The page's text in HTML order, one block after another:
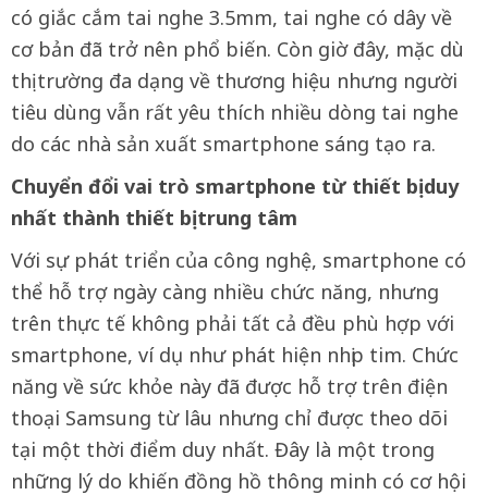
có giắc cắm tai nghe 3.5mm, tai nghe có dây về
cơ bản đã trở nên phổ biến. Còn giờ đây, mặc dù
thị trường đa dạng về thương hiệu nhưng người
tiêu dùng vẫn rất yêu thích nhiều dòng tai nghe
do các nhà sản xuất smartphone sáng tạo ra.
Chuyển đổi vai trò smartphone từ thiết bị duy
nhất thành thiết bị trung tâm
Với sự phát triển của công nghệ, smartphone có
thể hỗ trợ ngày càng nhiều chức năng, nhưng
trên thực tế không phải tất cả đều phù hợp với
smartphone, ví dụ như phát hiện nhịp tim. Chức
năng về sức khỏe này đã được hỗ trợ trên điện
thoại Samsung từ lâu nhưng chỉ được theo dõi
tại một thời điểm duy nhất. Đây là một trong
những lý do khiến đồng hồ thông minh có cơ hội